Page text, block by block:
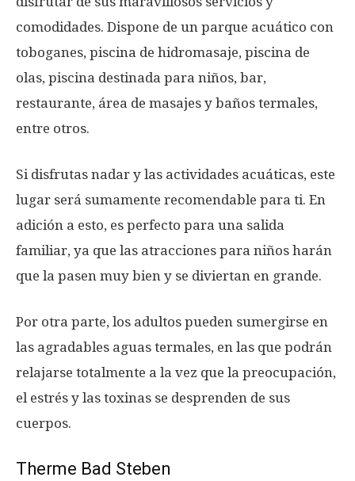
comodidades. Dispone de un parque acuático con
toboganes, piscina de hidromasaje, piscina de
olas, piscina destinada para niños, bar,
restaurante, área de masajes y baños termales,
entre otros.
Si disfrutas nadar y las actividades acuáticas, este
lugar será sumamente recomendable para ti. En
adición a esto, es perfecto para una salida
familiar, ya que las atracciones para niños harán
que la pasen muy bien y se diviertan en grande.
Por otra parte, los adultos pueden sumergirse en
las agradables aguas termales, en las que podrán
relajarse totalmente a la vez que la preocupación,
el estrés y las toxinas se desprenden de sus
cuerpos.
Therme Bad Steben